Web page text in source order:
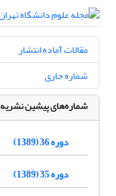
مقالات آماده انتشار
شماره جاری
شماره‌های پیشین نشریه
دوره 36 (1389)
دوره 35 (1389)